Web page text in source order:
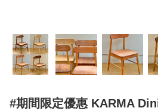
#期間限定優惠 KARMA